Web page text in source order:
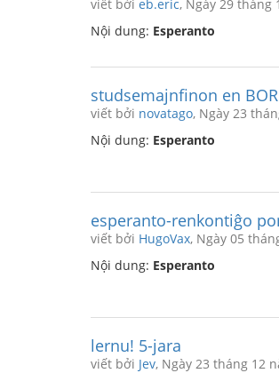
viết bởi eb.eric, Ngày 29 tháng
Nội dung: Esperanto
studsemajnfinon en
viết bởi novatago, Ngày 23
Nội dung: Esperanto
esperanto-renkontiĝo
viết bởi HugoVax, Ngày 05
Nội dung: Esperanto
lernu! 5-jara
viết bởi Jev, Ngày 23 tháng 12